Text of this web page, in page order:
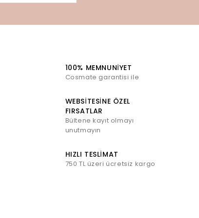
100% MEMNUNIYET
Cosmate garantisi ile
WEBSITESINE ÖZEL
FIRSATLAR
Bültene kayıt olmayı
unutmayın
HIZLI TESLIMAT
750 TL üzeri ücretsiz kargo